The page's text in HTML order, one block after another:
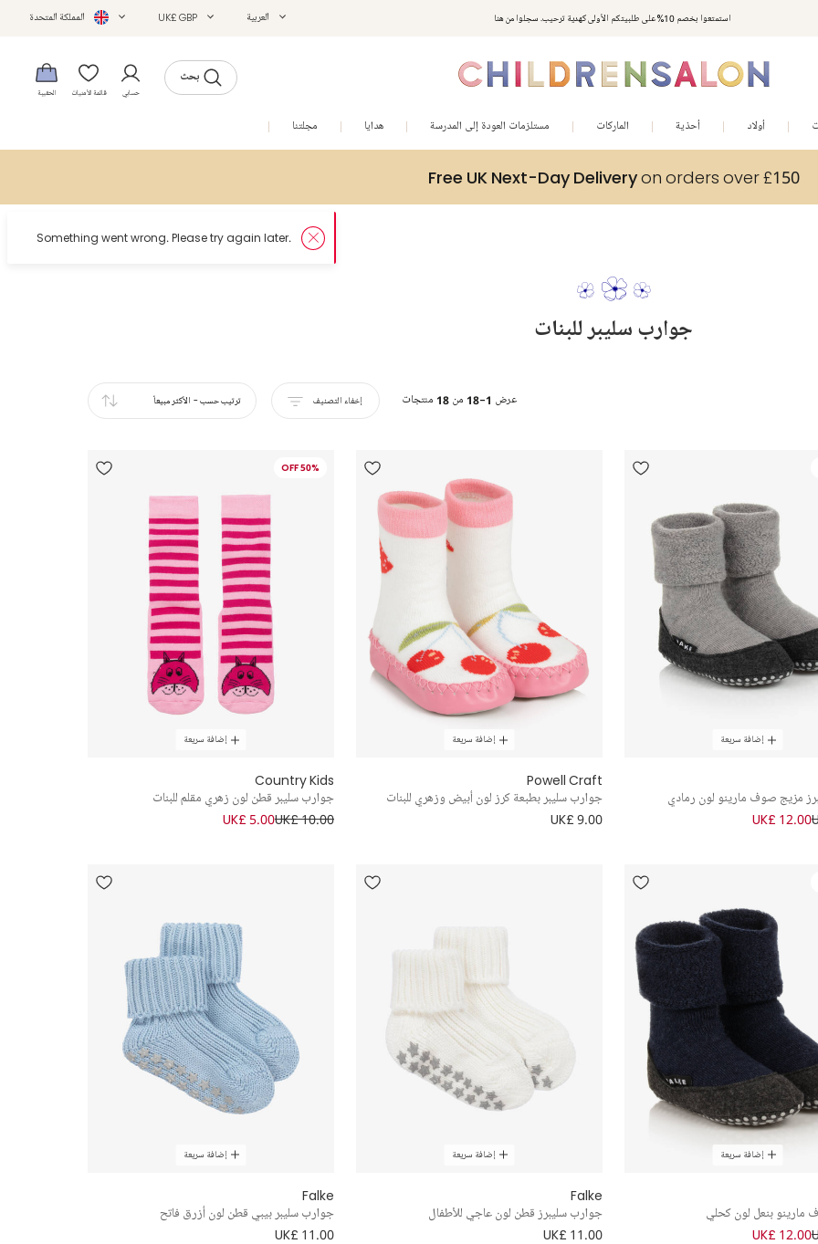
استمتعوا بخصم 10% على طلبيتكم الأولى كهدية ترحيب. سجلوا من هنا العربية UK£ GBP المملكة المتحدة
بحث
حسابي قائمة الأمنيات الحقيبة
أولاد أحذية الماركات مستلزمات العودة إلى المدرسة هدايا مجلتنا
Free UK Next-Day Deliveryon orders over £150
جوارب سليبر للبنات
عرض 1-18 من 18 منتجات إخفاء التصنيف ترتيب حسب- الأكثر مبيعاً
إضافة سريعة
مزيج صوف مارينو لون رمادي
UK£ 12.00
إضافة سريعة
Powell Craft
جوارب سليبر بطبعة كرز لون أبيض وزهري للبنات
UK£ 9.00
50% OFF
إضافة سريعة
Country Kids
جوارب سليبر قطن لون زهري مقلم للبنات
UK£ 10.00
UK£ 5.00
إضافة سريعة
بنعل لون كحلي
UK£ 12.00
إضافة سريعة
Falke
جوارب سليبرز قطن لون عاجي للأطفال
UK£ 11.00
إضافة سريعة
Falke
جوارب سليبر بيبي قطن لون أزرق فاتح
UK£ 11.00